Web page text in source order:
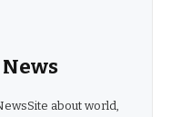
about world,